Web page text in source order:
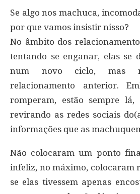
Se algo nos machuca,
por que vamos insistir nisso?
No âmbito dos
tentando se enganar, elas se
num novo ciclo, mas
relacionamento anterior.
romperam, estão sempre lá,
revirando as redes sociais
informações que as
Não colocaram um ponto
infeliz, no máximo, colocaram
se elas tivessem apenas